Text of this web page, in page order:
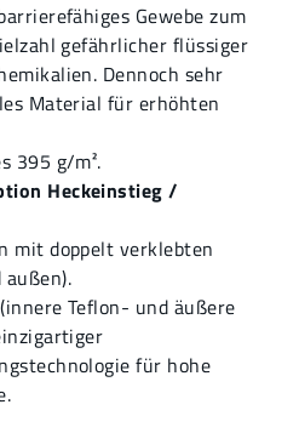
Gewebe zum
gefährlicher flüssiger
Dennoch sehr
Material für erhöhten
395 g/m².
Heckeinstieg /
mit doppelt verklebten
Teflon- und äußere
für hohe